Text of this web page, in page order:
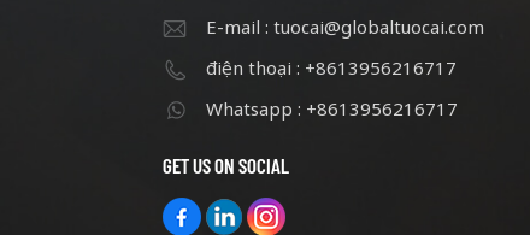
E-mail : tuocai@globaltuocai.com
điện thoại : +8613956216717
Whatsapp : +8613956216717
GET US ON SOCIAL